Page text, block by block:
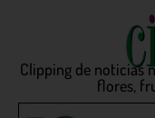
Clipping de noticias
flores,